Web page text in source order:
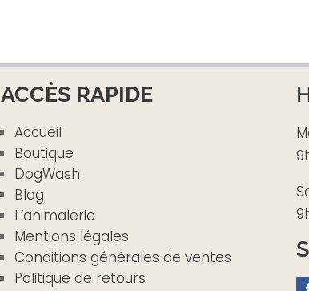
ACCÈS RAPIDE
Accueil
Boutique
DogWash
Blog
L’animalerie
Mentions légales
Conditions générales de ventes
Politique de retours